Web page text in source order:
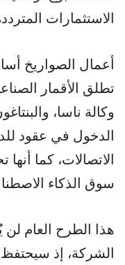
الاستثمارات
أعمال الصواريخ
تطلق الأقمار
وكالة ناسا،
الدخول في عقود
الاتصالات، كما
سوق الذكاء
هذا الطرح العام